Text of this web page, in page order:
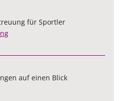
für Sportler
auf einen Blick